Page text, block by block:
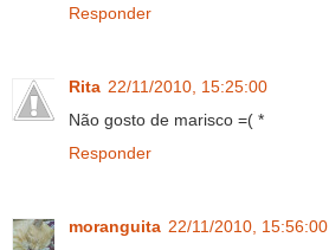
Responder
Rita 22/11/2010, 15:25:00
Não gosto de marisco =( *
Responder
moranguita 22/11/2010, 15:56:00